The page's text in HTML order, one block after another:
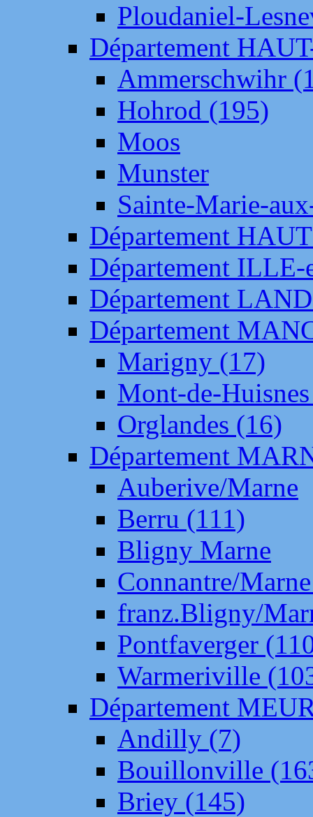
Ploudaniel-
Département
Ammerschwihr
Hohrod (195)
Moos
Munster
Sainte-Marie-
Département
Département
Département
Département
Marigny (17)
Mont-de-
Orglandes (16)
Département
Auberive/Marne
Berru (111)
Bligny Marne
Connantre/
franz.Bligny/
Pontfaverger
Warmeriville
Département
Andilly (7)
Bouillonville
Briey (145)